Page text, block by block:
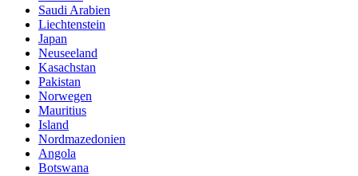
Saudi Arabien
Liechtenstein
Japan
Neuseeland
Kasachstan
Pakistan
Norwegen
Mauritius
Island
Nordmazedonien
Angola
Botswana